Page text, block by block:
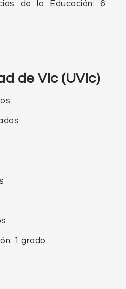
de la Educación: 6
de Vic (UVic)
1 grado